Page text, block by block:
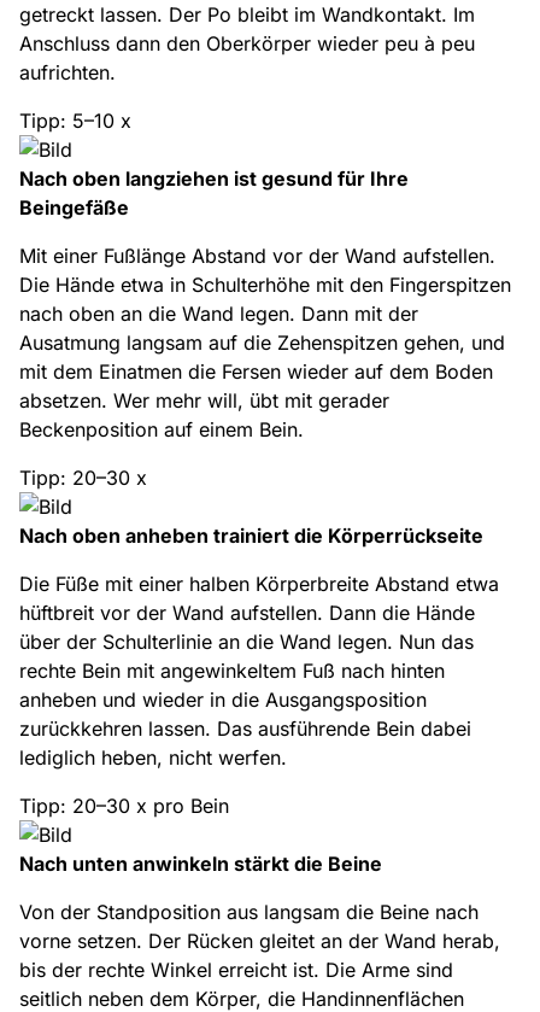
getreckt lassen. Der Po bleibt im Wandkontakt. Im
Anschluss dann den Oberkörper wieder peu à peu
aufrichten.
Tipp: 5–10 x
Nach oben langziehen ist gesund für Ihre
Beingefäße
Mit einer Fußlänge Abstand vor der Wand aufstellen.
Die Hände etwa in Schulterhöhe mit den Fingerspitzen
nach oben an die Wand legen. Dann mit der
Ausatmung langsam auf die Zehenspitzen gehen, und
mit dem Einatmen die Fersen wieder auf dem Boden
absetzen. Wer mehr will, übt mit gerader
Beckenposition auf einem Bein.
Tipp: 20–30 x
Nach oben anheben trainiert die Körperrückseite
Die Füße mit einer halben Körperbreite Abstand etwa
hüftbreit vor der Wand aufstellen. Dann die Hände
über der Schulterlinie an die Wand legen. Nun das
rechte Bein mit angewinkeltem Fuß nach hinten
anheben und wieder in die Ausgangsposition
zurückkehren lassen. Das ausführende Bein dabei
lediglich heben, nicht werfen.
Tipp: 20–30 x pro Bein
Nach unten anwinkeln stärkt die Beine
Von der Standposition aus langsam die Beine nach
vorne setzen. Der Rücken gleitet an der Wand herab,
bis der rechte Winkel erreicht ist. Die Arme sind
seitlich neben dem Körper, die Handinnenflächen